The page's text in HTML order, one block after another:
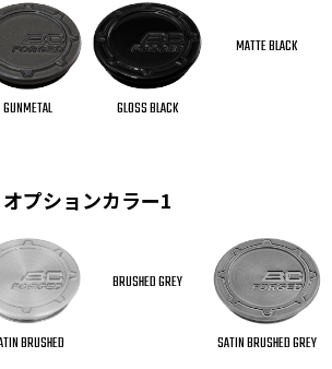
GUNMETAL GLOSS BLACK
MATTE BLACK
オプションカラー1
BRUSHED
BRUSHED GREY
SATIN BRUSHED GREY